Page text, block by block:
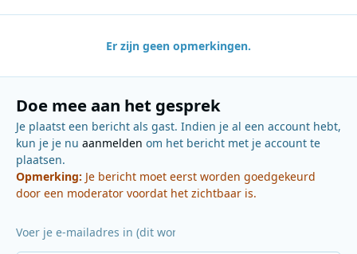
Er zijn geen opmerkingen.
Doe mee aan het gesprek
Je plaatst een bericht als gast. Indien je al een account hebt,
kun je je nu aanmelden om het bericht met je account te
plaatsen.
Opmerking: Je bericht moet eerst worden goedgekeurd
door een moderator voordat het zichtbaar is.